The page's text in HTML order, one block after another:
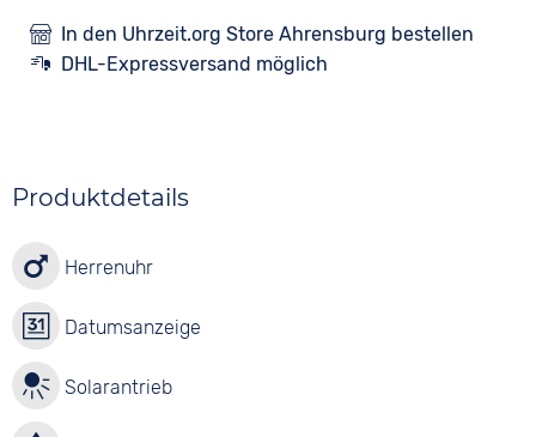
In den Uhrzeit.org Store Ahrensburg bestellen
DHL-Expressversand möglich
Produktdetails
Herrenuhr
Datumsanzeige
Solarantrieb